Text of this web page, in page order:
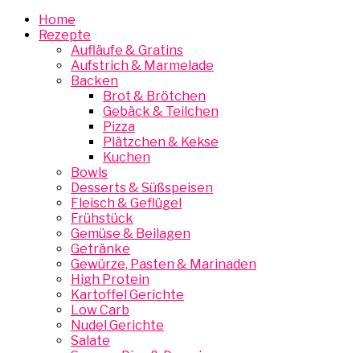
Home
Rezepte
Aufläufe & Gratins
Aufstrich & Marmelade
Backen
Brot & Brötchen
Gebäck & Teilchen
Pizza
Plätzchen & Kekse
Kuchen
Bowls
Desserts & Süßspeisen
Fleisch & Geflügel
Frühstück
Gemüse & Beilagen
Getränke
Gewürze, Pasten & Marinaden
High Protein
Kartoffel Gerichte
Low Carb
Nudel Gerichte
Salate